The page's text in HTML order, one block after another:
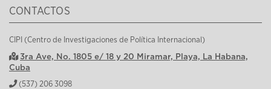
CONTACTOS
CIPI (Centro de Investigaciones de Política Internacional)
3ra Ave, No. 1805 e/ 18 y 20 Miramar, Playa, La Habana,
Cuba
(537) 206 3098